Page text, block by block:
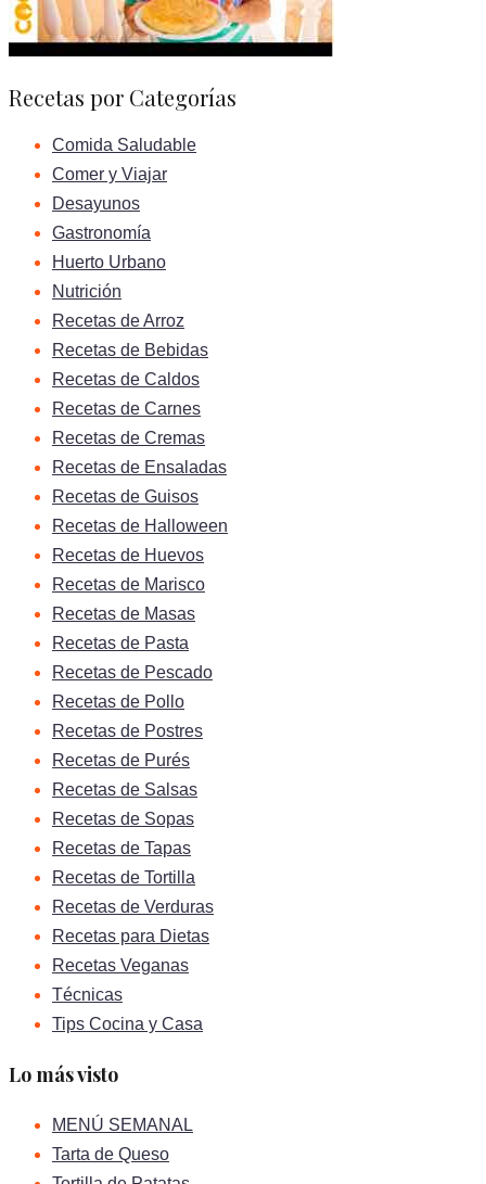
Recetas por Categorías
Comida Saludable
Comer y Viajar
Desayunos
Gastronomía
Huerto Urbano
Nutrición
Recetas de Arroz
Recetas de Bebidas
Recetas de Caldos
Recetas de Carnes
Recetas de Cremas
Recetas de Ensaladas
Recetas de Guisos
Recetas de Halloween
Recetas de Huevos
Recetas de Marisco
Recetas de Masas
Recetas de Pasta
Recetas de Pescado
Recetas de Pollo
Recetas de Postres
Recetas de Purés
Recetas de Salsas
Recetas de Sopas
Recetas de Tapas
Recetas de Tortilla
Recetas de Verduras
Recetas para Dietas
Recetas Veganas
Técnicas
Tips Cocina y Casa
Lo más visto
MENÚ SEMANAL
Tarta de Queso